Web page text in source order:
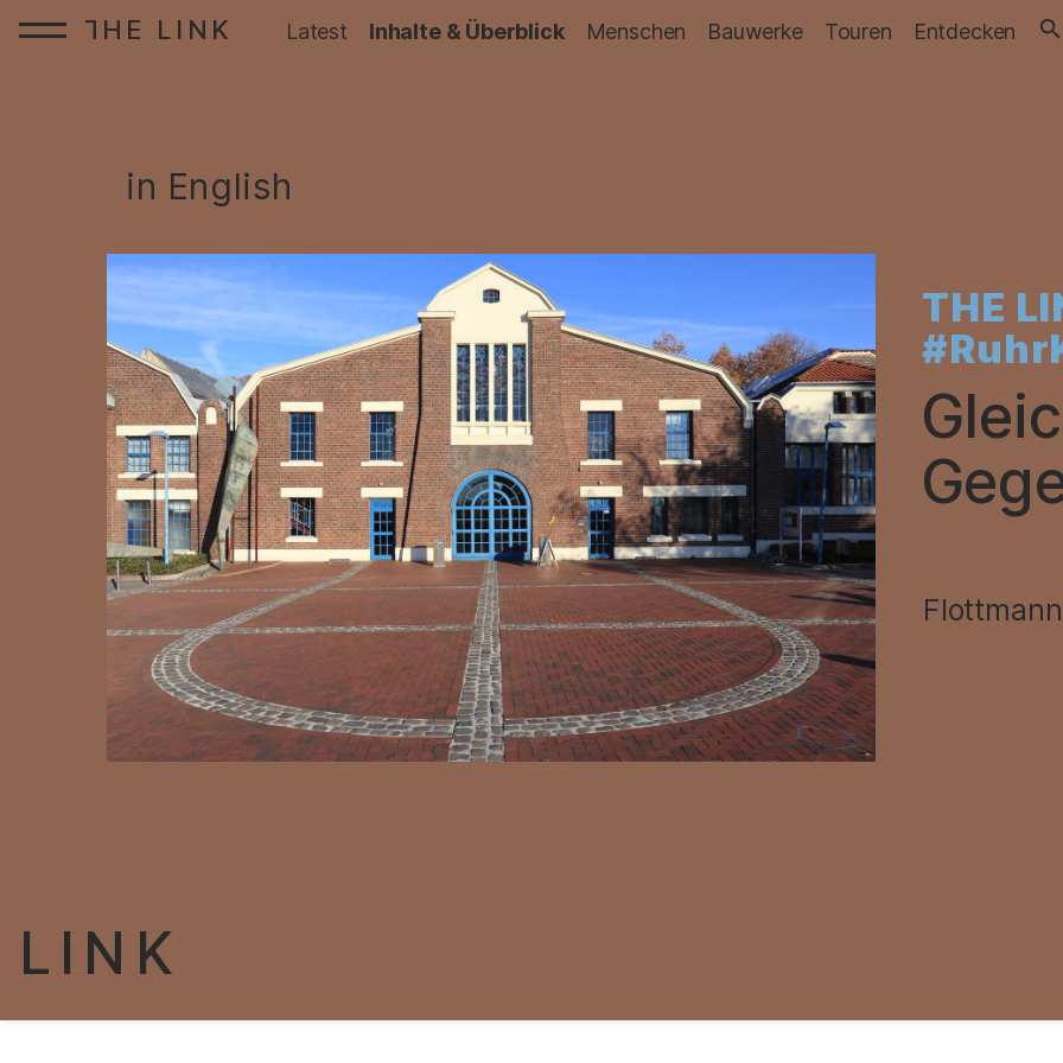
Zum Inhalt springen
T
HE LINK Startseite:
Latest Inhalte & Überblick Menschen Bauwerke Touren Entdecken
THE
in English